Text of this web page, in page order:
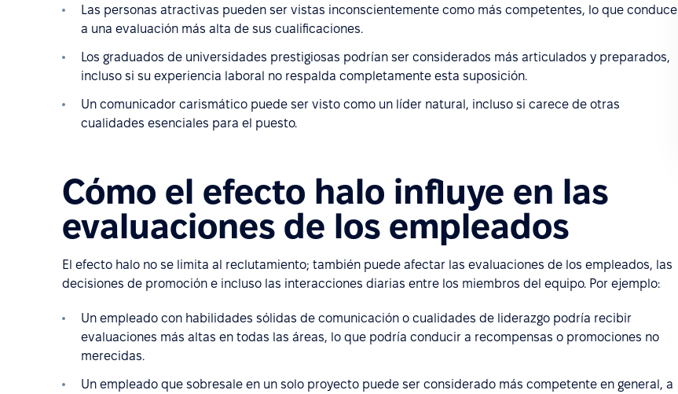
Las personas atractivas pueden ser vistas inconscientemente como más competentes, lo que conduce
a una evaluación más alta de sus cualificaciones.
Los graduados de universidades prestigiosas podrían ser considerados más articulados y preparados,
incluso si su experiencia laboral no respalda completamente esta suposición.
Un comunicador carismático puede ser visto como un líder natural, incluso si carece de otras
cualidades esenciales para el puesto.
Cómo el efecto halo influye en las
evaluaciones de los empleados
El efecto halo no se limita al reclutamiento; también puede afectar las evaluaciones de los empleados, las
decisiones de promoción e incluso las interacciones diarias entre los miembros del equipo. Por ejemplo:
Un empleado con habilidades sólidas de comunicación o cualidades de liderazgo podría recibir
evaluaciones más altas en todas las áreas, lo que podría conducir a recompensas o promociones no
merecidas.
Un empleado que sobresale en un solo proyecto puede ser considerado más competente en general, a